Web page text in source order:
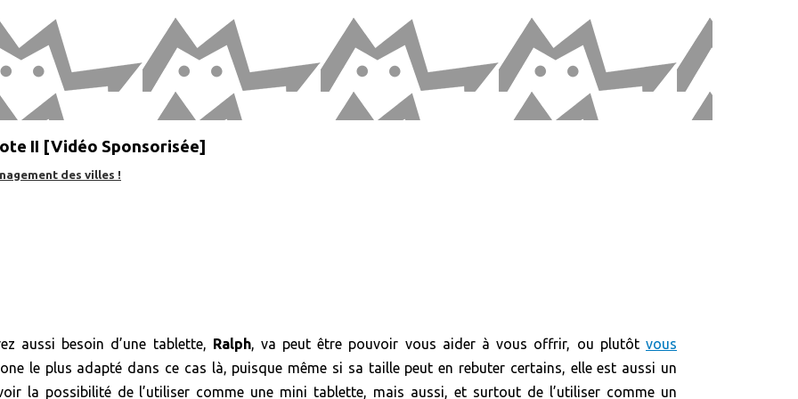
des villes !
II [Vidéo Sponsorisée]
aussi besoin d’une tablette, Ralph, va peut être pouvoir vous aider à vous offrir, ou plutôtvous
le plus adapté dans ce cas là, puisque même si sa taille peut en rebuter certains, elle est aussi un
la possibilité de l’utiliser comme une mini tablette, mais aussi, et surtout de l’utiliser comme un